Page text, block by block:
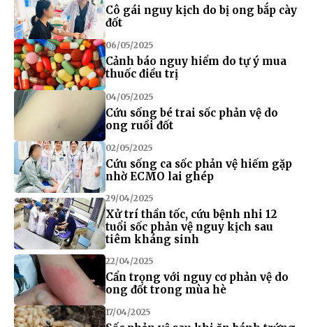
Cô gái nguy kịch do bị ong bắp cày
đốt
06/05/2025
Cảnh báo nguy hiểm do tự ý mua
thuốc điều trị
04/05/2025
Cứu sống bé trai sốc phản vệ do
ong ruồi đốt
02/05/2025
Cứu sống ca sốc phản vệ hiếm gặp
nhờ ECMO lai ghép
29/04/2025
Xử trí thần tốc, cứu bệnh nhi 12
tuổi sốc phản vệ nguy kịch sau
tiêm kháng sinh
22/04/2025
Cẩn trọng với nguy cơ phản vệ do
ong đốt trong mùa hè
17/04/2025